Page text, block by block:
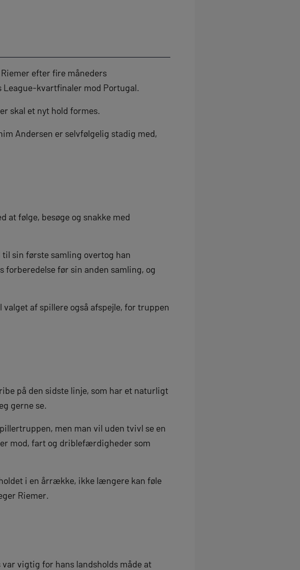
efter fire måneders
League-kvartfinaler mod Portugal.
skal et nyt hold formes.
Andersen er selvfølgelig stadig med,
følge, besøge og snakke med
sin første samling overtog han
før sin anden samling, og
af spillere også afspejle, for truppen
på den sidste linje, som har et naturligt
gerne se.
men man vil uden tvivl se en
mod, fart og driblefærdigheder som
i en årrække, ikke længere kan føle
Riemer.
var vigtig for hans landsholds måde at